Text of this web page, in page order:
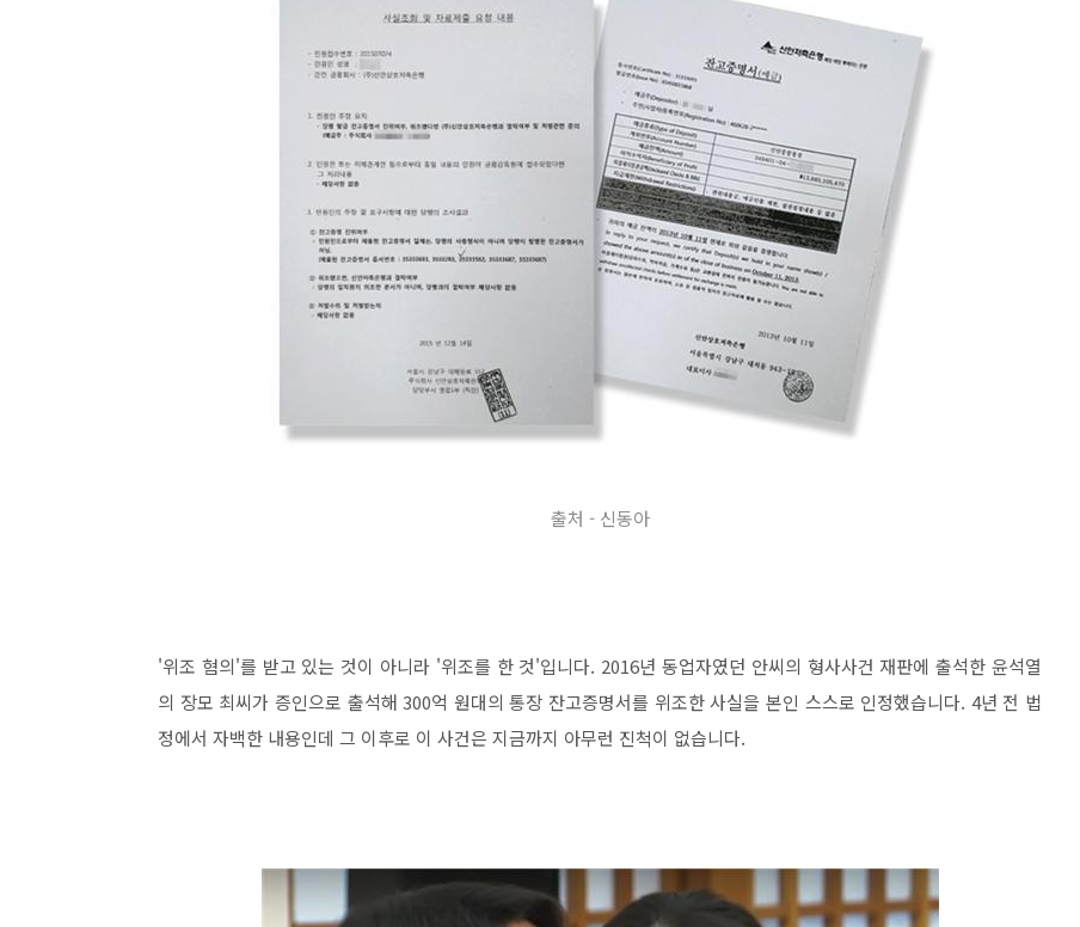
출처 - 신동아
'위조 혐의'를 받고 있는 것이 아니라 '위조를 한 것'입니다. 2016년 동업자였던 안씨의 형사사건 재판에 출석한 윤석열
의 장모 최씨가 증인으로 출석해 300억 원대의 통장 잔고증명서를 위조한 사실을 본인 스스로 인정했습니다. 4년 전 법
정에서 자백한 내용인데 그 이후로 이 사건은 지금까지 아무런 진척이 없습니다.